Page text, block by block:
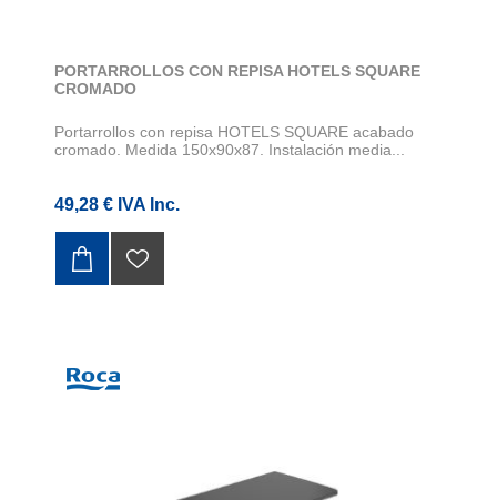
PORTARROLLOS CON REPISA HOTELS SQUARE
CROMADO
Portarrollos con repisa HOTELS SQUARE acabado
cromado. Medida 150x90x87. Instalación media...
49,28 € IVA Inc.